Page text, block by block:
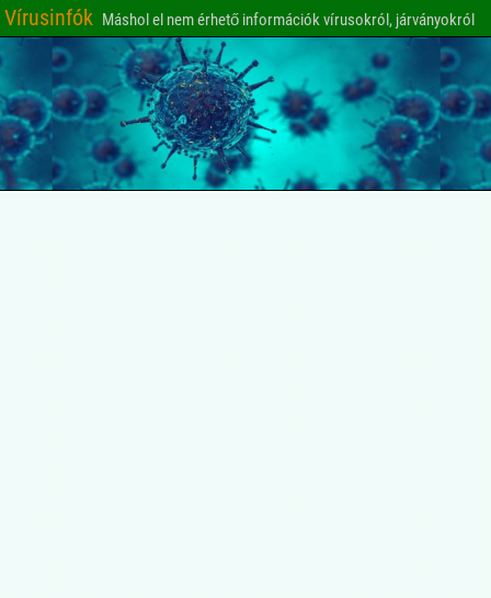
Vírusinfók Máshol el nem érhető információk vírusokról, járványokról